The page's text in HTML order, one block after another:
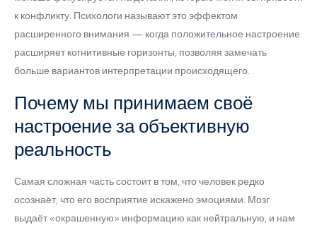
к конфликту. Психологи называют это эффектом
расширенного внимания — когда положительное настроение
расширяет когнитивные горизонты, позволяя замечать
больше вариантов интерпретации происходящего.
Почему мы принимаем своё
настроение за объективную
реальность
Самая сложная часть состоит в том, что человек редко
осознаёт, что его восприятие искажено эмоциями. Мозг
выдаёт «окрашенную» информацию как нейтральную, и нам